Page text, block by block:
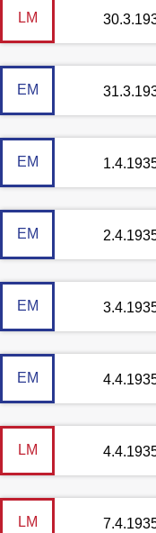
LM
EM
EM
EM
EM
EM
LM
LM